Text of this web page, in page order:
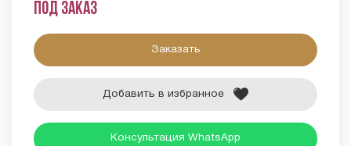
Под заказ
Заказать
Добавить в избранное
Консультация WhatsApp